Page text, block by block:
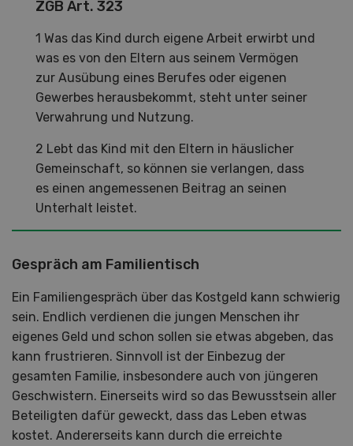
ZGB Art. 323
1 Was das Kind durch eigene Arbeit erwirbt und
was es von den Eltern aus seinem Vermögen
zur Ausübung eines Berufes oder eigenen
Gewerbes herausbekommt, steht unter seiner
Verwahrung und Nutzung.
2 Lebt das Kind mit den Eltern in häuslicher
Gemeinschaft, so können sie verlangen, dass
es einen angemessenen Beitrag an seinen
Unterhalt leistet.
Gespräch am Familientisch
Ein Familiengespräch über das Kostgeld kann schwierig
sein. Endlich verdienen die jungen Menschen ihr
eigenes Geld und schon sollen sie etwas abgeben, das
kann frustrieren. Sinnvoll ist der Einbezug der
gesamten Familie, insbesondere auch von jüngeren
Geschwistern. Einerseits wird so das Bewusstsein aller
Beteiligten dafür geweckt, dass das Leben etwas
kostet. Andererseits kann durch die erreichte